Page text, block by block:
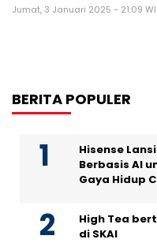
Jumat, 3 Januari 2025 - 21:09
BERITA POPULER
Hisense
Berbasis AI
Gaya Hidup
High Tea
di SKAI